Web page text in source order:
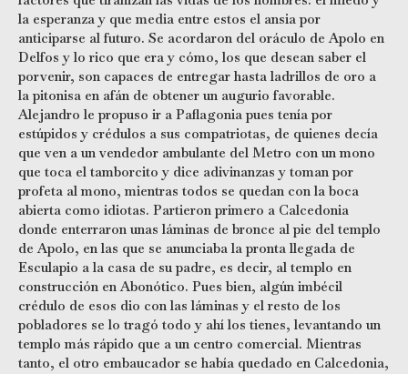
la esperanza y que media entre estos el ansia por
anticiparse al futuro. Se acordaron del oráculo de Apolo en
Delfos y lo rico que era y cómo, los que desean saber el
porvenir, son capaces de entregar hasta ladrillos de oro a
la pitonisa en afán de obtener un augurio favorable.
Alejandro le propuso ir a Paflagonia pues tenía por
estúpidos y crédulos a sus compatriotas, de quienes decía
que ven a un vendedor ambulante del Metro con un mono
que toca el tamborcito y dice adivinanzas y toman por
profeta al mono, mientras todos se quedan con la boca
abierta como idiotas. Partieron primero a Calcedonia
donde enterraron unas láminas de bronce al pie del templo
de Apolo, en las que se anunciaba la pronta llegada de
Esculapio a la casa de su padre, es decir, al templo en
construcción en Abonótico. Pues bien, algún imbécil
crédulo de esos dio con las láminas y el resto de los
pobladores se lo tragó todo y ahí los tienes, levantando un
templo más rápido que a un centro comercial. Mientras
tanto, el otro embaucador se había quedado en Calcedonia,